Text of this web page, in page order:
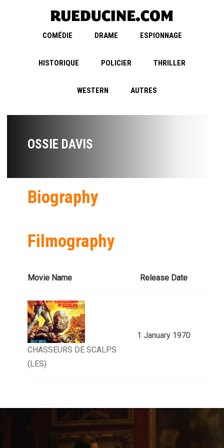
COMÉDIE DRAME ESPIONNAGE
HISTORIQUE POLICIER THRILLER
WESTERN AUTRES
OSSIE DAVIS
Biography
Filmography
Movie Name Release Date
CHASSEURS DE SCALPS
(LES)
1 January 1970